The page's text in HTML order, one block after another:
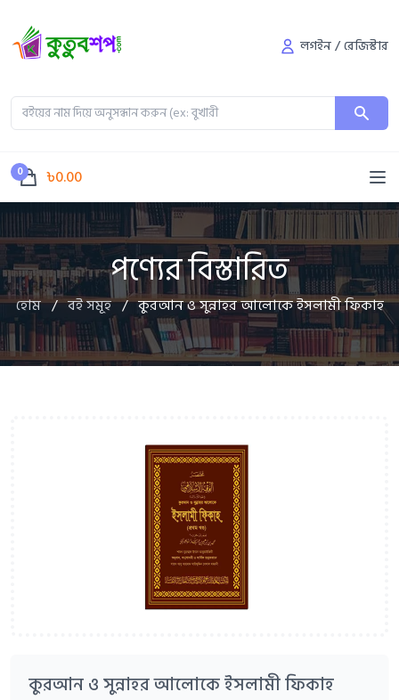
লগইন/রেজিস্টার
0 ৳0.00
পণ্যের বিস্তারিত
হোম / বই সমূহ / কুরআন ও সুন্নাহর আলোকে ইসলামী ফিকাহ
কুরআন ও সুন্নাহর আলোকে ইসলামী ফিকাহ